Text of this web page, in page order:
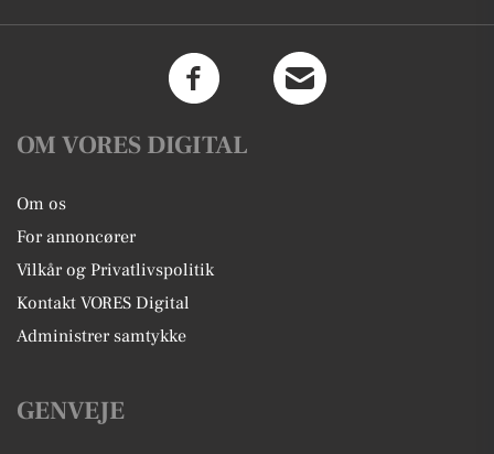
OM VORES DIGITAL
Om os
For annoncører
Vilkår og Privatlivspolitik
Kontakt VORES Digital
Administrer samtykke
GENVEJE